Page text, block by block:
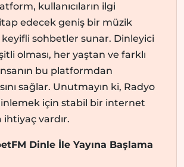
kullanıcıların ilgi
edecek geniş bir müzik
keyifli sohbetler sunar. Dinleyici
olması, her yaştan ve farklı
bu platformdan
sağlar. Unutmayın ki, Radyo
için stabil bir internet
ihtiyaç vardır.
Dinle İle Yayına Başlama